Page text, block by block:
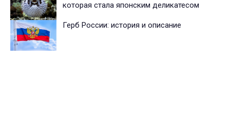
которая стала японским деликатесом
Герб России: история и описание